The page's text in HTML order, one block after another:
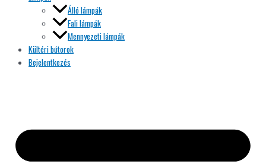
Álló lámpák
Fali lámpák
Mennyezeti lámpák
Kültéri bútorok
Bejelentkezés